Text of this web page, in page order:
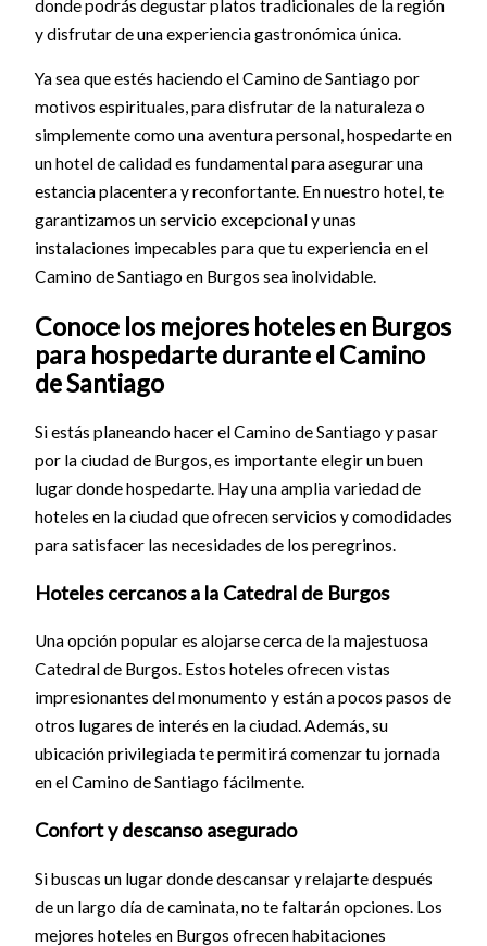
donde podrás degustar platos tradicionales de la región
y disfrutar de una experiencia gastronómica única.
Ya sea que estés haciendo el Camino de Santiago por
motivos espirituales, para disfrutar de la naturaleza o
simplemente como una aventura personal, hospedarte en
un hotel de calidad es fundamental para asegurar una
estancia placentera y reconfortante. En nuestro hotel, te
garantizamos un servicio excepcional y unas
instalaciones impecables para que tu experiencia en el
Camino de Santiago en Burgos sea inolvidable.
Conoce los mejores hoteles en Burgos
para hospedarte durante el Camino
de Santiago
Si estás planeando hacer el Camino de Santiago y pasar
por la ciudad de Burgos, es importante elegir un buen
lugar donde hospedarte. Hay una amplia variedad de
hoteles en la ciudad que ofrecen servicios y comodidades
para satisfacer las necesidades de los peregrinos.
Hoteles cercanos a la Catedral de Burgos
Una opción popular es alojarse cerca de la majestuosa
Catedral de Burgos. Estos hoteles ofrecen vistas
impresionantes del monumento y están a pocos pasos de
otros lugares de interés en la ciudad. Además, su
ubicación privilegiada te permitirá comenzar tu jornada
en el Camino de Santiago fácilmente.
Confort y descanso asegurado
Si buscas un lugar donde descansar y relajarte después
de un largo día de caminata, no te faltarán opciones. Los
mejores hoteles en Burgos ofrecen habitaciones